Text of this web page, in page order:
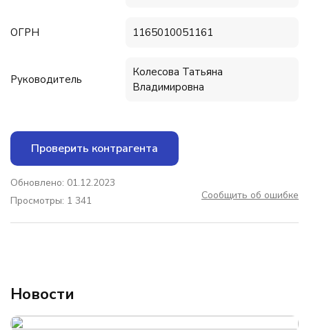
ОГРН 1165010051161
Руководитель
Колесова Татьяна
Владимировна
Проверить контрагента
Обновлено: 01.12.2023
Просмотры: 1 341
Сообщить об ошибке
Новости